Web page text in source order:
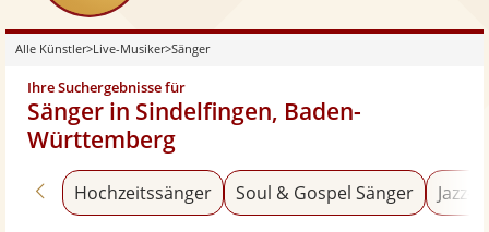
Alle Künstler>Live-Musiker>Sänger
Ihre Suchergebnisse für
Sänger in Sindelfingen, Baden-
Württemberg
Zurück zu «Live-Musiker»
Hochzeitssänger Soul & Gospel Sänger Jazz-